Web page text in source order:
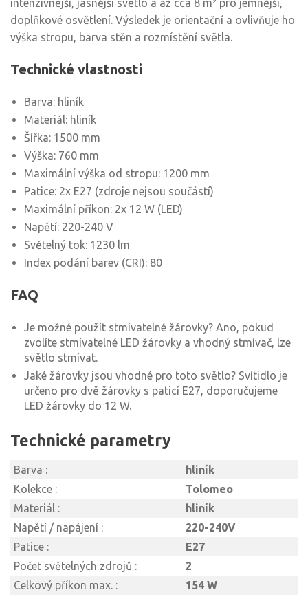
intenzivnější, jasnější světlo a až cca 8 m² pro jemnější,
doplňkové osvětlení. Výsledek je orientační a ovlivňuje ho
výška stropu, barva stěn a rozmístění světla.
Technické vlastnosti
Barva: hliník
Materiál: hliník
Šířka: 1500 mm
Výška: 760 mm
Maximální výška od stropu: 1200 mm
Patice: 2x E27 (zdroje nejsou součástí)
Maximální příkon: 2x 12 W (LED)
Napětí: 220-240 V
Světelný tok: 1230 lm
Index podání barev (CRI): 80
FAQ
Je možné použít stmívatelné žárovky? Ano, pokud
zvolíte stmívatelné LED žárovky a vhodný stmívač, lze
světlo stmívat.
Jaké žárovky jsou vhodné pro toto světlo? Svítidlo je
určeno pro dvě žárovky s paticí E27, doporučujeme
LED žárovky do 12 W.
Technické parametry
Barva :
hliník
Kolekce :
Tolomeo
Materiál :
hliník
Napětí / napájení :
220-240V
Patice :
E27
Počet světelných zdrojů :
2
Celkový příkon max. :
154 W